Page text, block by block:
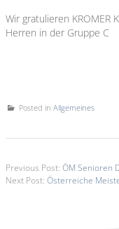
Wir gratulieren KROMER
Herren in der Gruppe C
Posted inAllgemeines
Previous Post:ÖM Senioren
Next Post:Österreiche